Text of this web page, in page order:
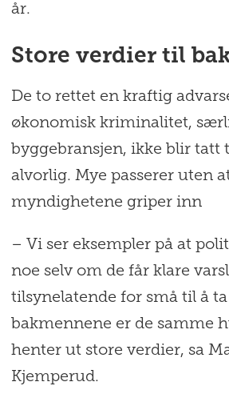
år.
Store verdier til
De to rettet en kraftig
økonomisk kriminalitet,
byggebransjen, ikke blir tatt
alvorlig. Mye passerer uten
myndighetene griper inn
– Vi ser eksempler på at
noe selv om de får klare
tilsynelatende for små til å
bakmennene er de samme
henter ut store verdier, sa
Kjemperud.